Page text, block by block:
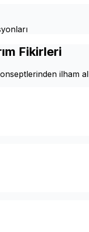
Fikirleri
ilham al